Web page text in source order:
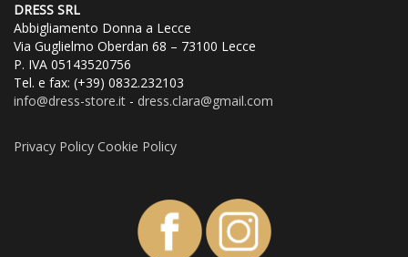
DRESS SRL
Abbigliamento Donna a Lecce
Via Guglielmo Oberdan 68 – 73100 Lecce
P. IVA 05143520756
Tel. e fax: (+39) 0832.232103
info@dress-store.it - dress.clara@gmail.com
Privacy Policy Cookie Policy